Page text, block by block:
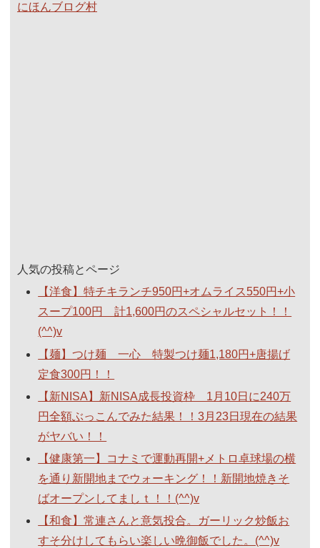
にほんブログ村
人気の投稿とページ
【洋食】特チキランチ950円+オムライス550円+小
スープ100円 計1,600円のスペシャルセット！！
(^^)v
【麺】つけ麺 一心 特製つけ麺1,180円+唐揚げ
定食300円！！
【新NISA】新NISA成長投資枠 1月10日に240万
円全額ぶっこんでみた結果！！3月23日現在の結果
がヤバい！！
【健康第一】コナミで運動再開+メトロ卓球場の横
を通り新開地までウォーキング！！新開地焼きそ
ばオープンしてましｔ！！(^^)v
【和食】常連さんと意気投合。ガーリック炒飯お
すそ分けしてもらい楽しい晩御飯でした。(^^)v